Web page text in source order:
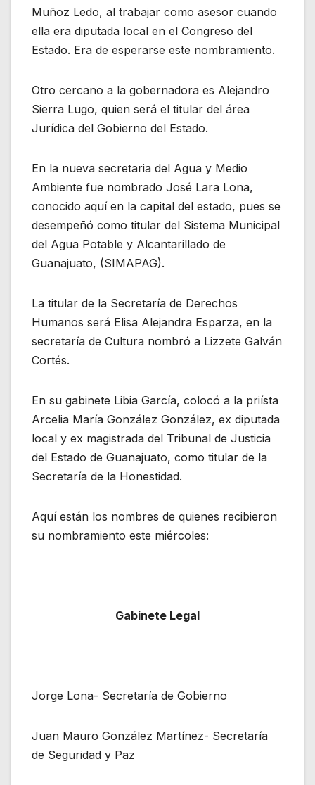
Muñoz Ledo, al trabajar como asesor cuando
ella era diputada local en el Congreso del
Estado. Era de esperarse este nombramiento.
Otro cercano a la gobernadora es Alejandro
Sierra Lugo, quien será el titular del área
Jurídica del Gobierno del Estado.
En la nueva secretaria del Agua y Medio
Ambiente fue nombrado José Lara Lona,
conocido aquí en la capital del estado, pues se
desempeñó como titular del Sistema Municipal
del Agua Potable y Alcantarillado de
Guanajuato, (SIMAPAG).
La titular de la Secretaría de Derechos
Humanos será Elisa Alejandra Esparza, en la
secretaría de Cultura nombró a Lizzete Galván
Cortés.
En su gabinete Libia García, colocó a la priísta
Arcelia María González González, ex diputada
local y ex magistrada del Tribunal de Justicia
del Estado de Guanajuato, como titular de la
Secretaría de la Honestidad.
Aquí están los nombres de quienes recibieron
su nombramiento este miércoles:
Gabinete Legal
Jorge Lona- Secretaría de Gobierno
Juan Mauro González Martínez- Secretaría
de Seguridad y Paz